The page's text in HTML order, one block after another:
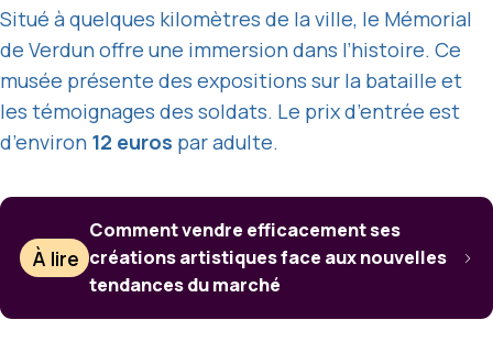
Situé à quelques kilomètres de la ville, le Mémorial
de Verdun offre une immersion dans l’histoire. Ce
musée présente des expositions sur la bataille et
les témoignages des soldats. Le prix d’entrée est
d’environ 12 euros par adulte.
À lire
Comment vendre efficacement ses
créations artistiques face aux nouvelles
tendances du marché